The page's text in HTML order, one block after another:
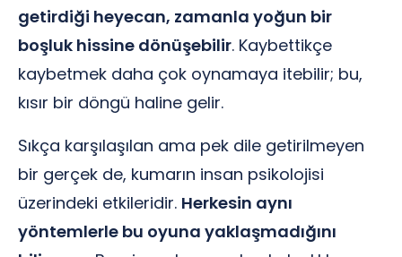
getirdiği heyecan, zamanla yoğun bir
boşluk hissine dönüşebilir. Kaybettikçe
kaybetmek daha çok oynamaya itebilir; bu,
kısır bir döngü haline gelir.
Sıkça karşılaşılan ama pek dile getirilmeyen
bir gerçek de, kumarın insan psikolojisi
üzerindeki etkileridir. Herkesin aynı
yöntemlerle bu oyuna yaklaşmadığını